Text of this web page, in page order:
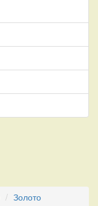
Золото